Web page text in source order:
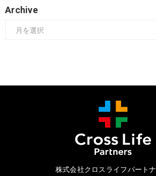
Archive
株式会社クロスライフパート